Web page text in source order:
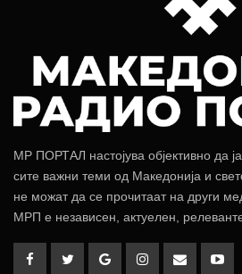
МР ПОРТАЛ настојува објективно да
сите важни теми од Македонија и
не можат да се прочитаат на други
МРП е независен, актуелен,